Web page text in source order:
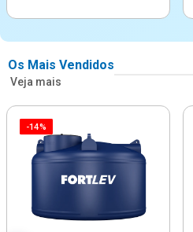
Os Mais Vendidos
Veja mais
-14%